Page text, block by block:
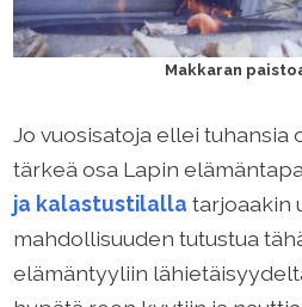
Makkaran
Jo vuosisatoja ellei tuhansia
tärkeä osa Lapin
ja kalastustilalla tarjoaakin
mahdollisuuden tutustua
elämäntyyliin